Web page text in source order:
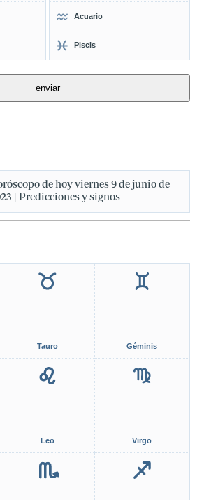
Acuario
Piscis
de hoy viernes 9 de junio de
| Predicciones y signos
Tauro Géminis
Leo Virgo